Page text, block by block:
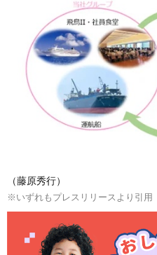
（藤原秀行）
※いずれもプレスリリースより引用